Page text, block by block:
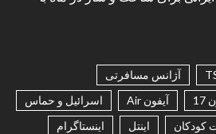
آژانس مسافرتی
آیفون Air
اسرائیل و حماس
کودکان اینتل
اینستاگرام